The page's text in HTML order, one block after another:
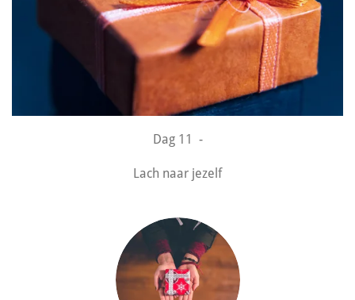
Dag 11 -
Lach naar jezelf